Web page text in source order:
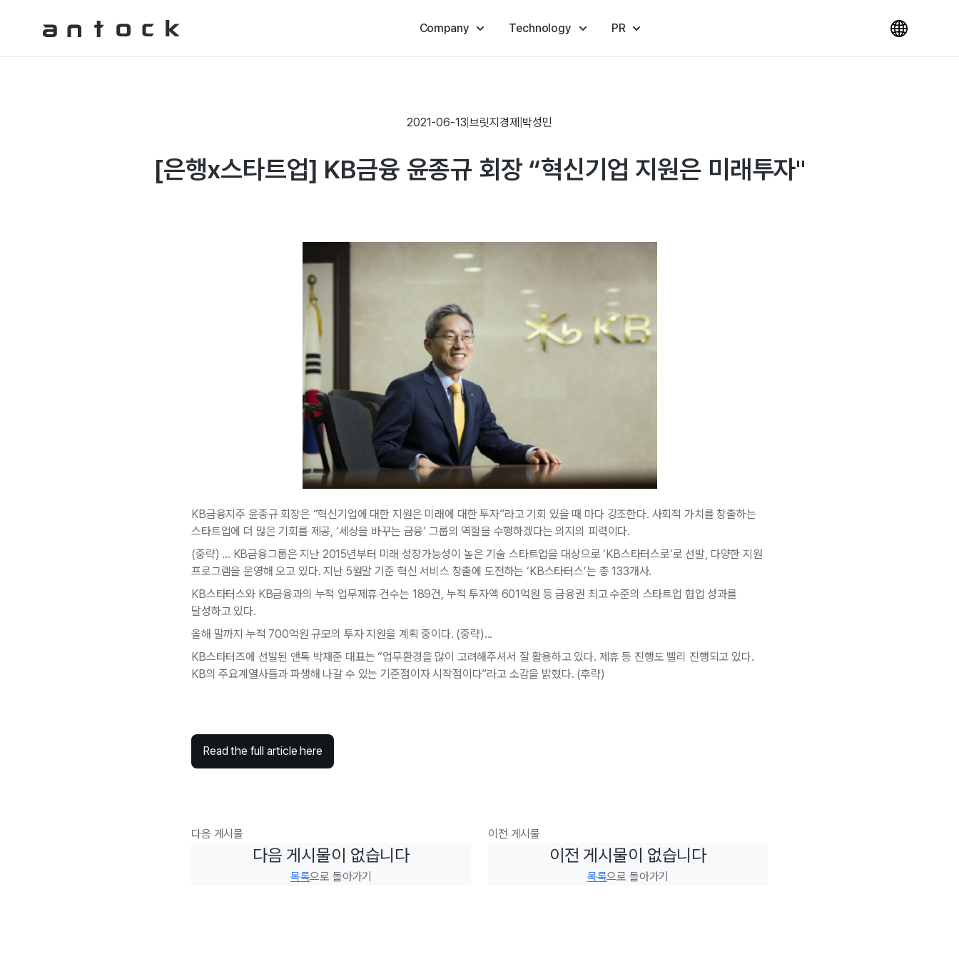
Company Technology PR
2021-06-13 |브릿지경제 박성민
[은행x스타트업] KB금융 윤종규 회장 “혁신기업 지원은 미래투자"
KB금융지주 윤종규 회장은 “혁신기업에 대한 지원은 미래에 대한 투자”라고 기회 있을 때 마다 강조한다. 사회적 가치를 창출하는
스타트업에 더 많은 기회를 제공, ‘세상을 바꾸는 금융’ 그룹의 역할을 수행하겠다는 의지의 피력이다.
(중략) ... KB금융그룹은 지난 2015년부터 미래 성장가능성이 높은 기술 스타트업을 대상으로 ‘KB스타터스로’로 선발, 다양한 지원
프로그램을 운영해 오고 있다. 지난 5월말 기준 혁신 서비스 창출에 도전하는 ‘KB스타터스’는 총 133개사.
KB스타터스와 KB금융과의 누적 업무제휴 건수는 189건, 누적 투자액 601억원 등 금융권 최고 수준의 스타트업 협업 성과를
달성하고 있다.
올해 말까지 누적 700억원 규모의 투자 지원을 계획 중이다. (중략)...
KB스타터즈에 선발된 앤톡 박재준 대표는 “업무환경을 많이 고려해주셔서 잘 활용하고 있다. 제휴 등 진행도 빨리 진행되고 있다.
KB의 주요계열사들과 파생해 나갈 수 있는 기준점이자 시작점이다”라고 소감을 밝혔다. (후략)
Read the full article here
다음 게시물
다음 게시물이 없습니다
목록으로 돌아가기
이전 게시물
이전 게시물이 없습니다
목록으로 돌아가기